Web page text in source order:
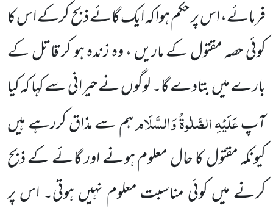
فرمائے، اس پرحکم ہوا کہ ایک گائے ذبح کرکے اس کا
کوئی حصہ مقتول کے ماریں ، وہ زندہ ہو کر قاتل کے
بارے میں بتادے گا۔ لوگوںنے حیرانیسے کہا کہ کیا
آپعَلَیْہِ الصَّلٰوۃُ وَالسَّلَامہم سے مذاق کررہے ہیں
کیونکہ مقتول کا حال معلوم ہونے اور گائے کے ذبح
کرنےمیں کوئی مناسبت معلوم نہیں ہوتی۔ اس پر